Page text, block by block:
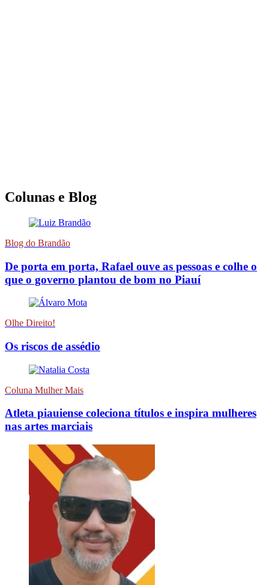
Colunas e Blog
Blog do Brandão
De porta em porta, Rafael ouve as pessoas e colhe o
que o governo plantou de bom no Piauí
Olhe Direito!
Os riscos de assédio
Coluna Mulher Mais
Atleta piauiense coleciona títulos e inspira mulheres
nas artes marciais